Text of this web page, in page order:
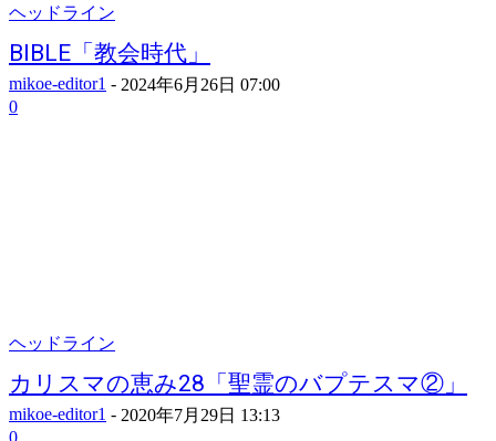
ヘッドライン
BIBLE「教会時代」
mikoe-editor1 - 2024年6月26日 07:00
0
ヘッドライン
カリスマの恵み28「聖霊のバプテスマ②」
mikoe-editor1 - 2020年7月29日 13:13
0